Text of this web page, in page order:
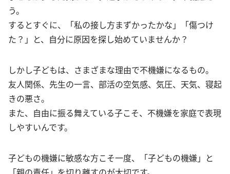
う。
するとすぐに、「私の接し方まずかったかな」「傷つけ
た？」と、自分に原因を探し始めていませんか？
しかし子どもは、さまざまな理由で不機嫌になるもの。
友人関係、先生の一言、部活の空気感、気圧、天気、寝起
きの悪さ。
また、自由に振る舞えている子こそ、不機嫌を家庭で表現
しやすいんです。
子どもの機嫌に敏感な方こそ一度、「子どもの機嫌」と